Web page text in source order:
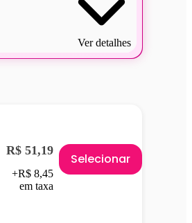
Ver detalhes
R$ 51,19
+R$ 8,45
em taxa
Selecionar